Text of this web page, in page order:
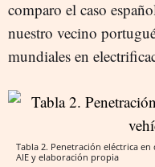
comparo el caso
nuestro vecino
mundiales en
Tabla 2. Penetración eléctrica
AIE y elaboración propia